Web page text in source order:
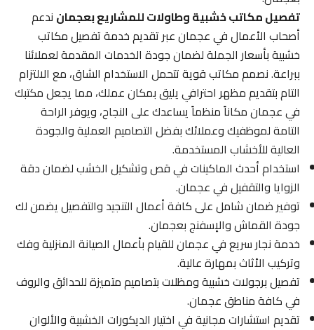
تفصيل مكاتب خشبية وطاولات للمشاريع بعجمانندعم
أصحاب الأعمال في عجمان عبر تقديم خدمة تفصيل مكاتب
خشبية بأسعار الجملة لضمان جودة الخدمات المقدمة لعملائنا
ببراعة. نصمم مكاتب قوية تتحمل الاستخدام الشاق، مع الالتزام
التام بتقديم مظهر احترافي يليق بمكان عملك، مما يجعل مكتبك
في عجمان مكاناً منظماً يساعدك على النجاح، ويوفر الراحة
التامة لموظفيك وعملائك بفضل التصاميم العملية والجودة
العالية للأخشاب المستخدمة.
استخدام أحدث الماكينات في قص وتشكيل الخشب لضمان دقة
الزوايا والتقفيل في عجمان.
توفير ضمان شامل على كافة أعمال التنجيد والتفصيل يضمن لك
جودة القماش والإسفنج بعجمان.
خدمة نجار سريع في عجمان للقيام بأعمال الصيانة المنزلية وفك
وتركيب الأثاث بمهارة عالية.
تفصيل برجولات خشبية ومظلات بتصاميم متميزة للحدائق والروف
في كافة مناطق عجمان.
تقديم استشارات مجانية في اختيار الديكورات الخشبية والألوان